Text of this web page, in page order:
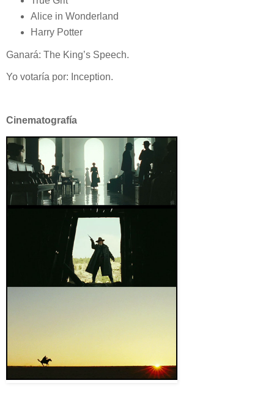
Alice in Wonderland
Harry Potter
Ganará: The King’s Speech.
Yo votaría por: Inception.
Cinematografía